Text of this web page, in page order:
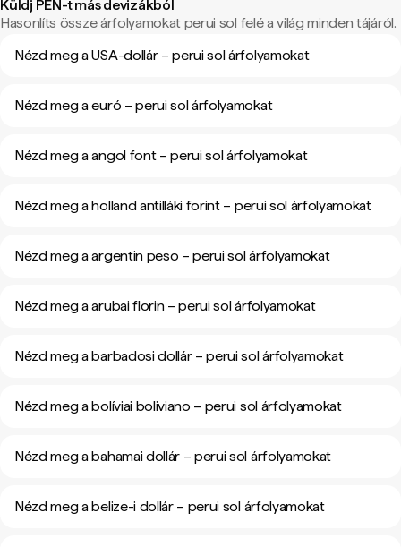
Küldj PEN-t más devizákból
Hasonlíts össze árfolyamokat perui sol felé a világ minden tájáról.
Nézd meg a USA-dollár – perui sol árfolyamokat
Nézd meg a euró – perui sol árfolyamokat
Nézd meg a angol font – perui sol árfolyamokat
Nézd meg a holland antilláki forint – perui sol árfolyamokat
Nézd meg a argentin peso – perui sol árfolyamokat
Nézd meg a arubai florin – perui sol árfolyamokat
Nézd meg a barbadosi dollár – perui sol árfolyamokat
Nézd meg a bolíviai boliviano – perui sol árfolyamokat
Nézd meg a bahamai dollár – perui sol árfolyamokat
Nézd meg a belize-i dollár – perui sol árfolyamokat